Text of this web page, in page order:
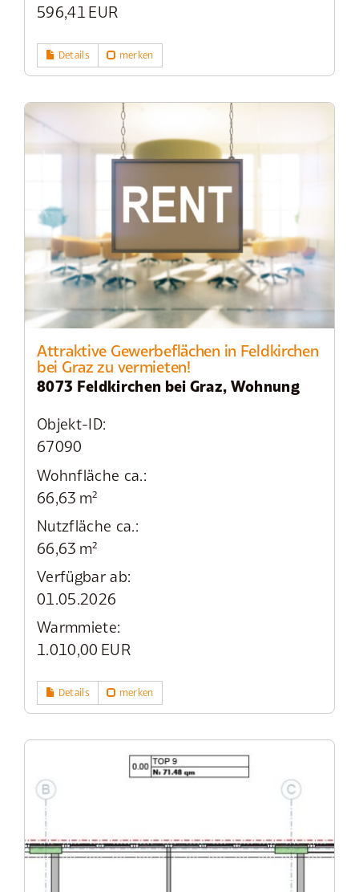
596,41 EUR
Details merken
Attraktive Gewerbeflächen in Feldkirchen
bei Graz zu vermieten!
8073 Feldkirchen bei Graz, Wohnung
Objekt-ID:
67090
Wohnfläche ca.:
66,63 m²
Nutzfläche ca.:
66,63 m²
Verfügbar ab:
01.05.2026
Warmmiete:
1.010,00 EUR
Details merken